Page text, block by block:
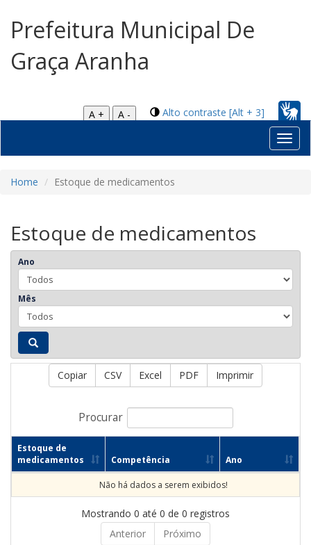
Prefeitura Municipal De
Graça Aranha
Alto contraste [Alt + 3]
A +
A -
Home Estoque de medicamentos
Estoque de medicamentos
Ano
Mês
Copiar CSV Excel PDF Imprimir
Procurar
Estoque de
medicamentos
Competência Ano
Não há dados a serem exibidos!
Mostrando 0 até 0 de 0 registros
Anterior
Próximo